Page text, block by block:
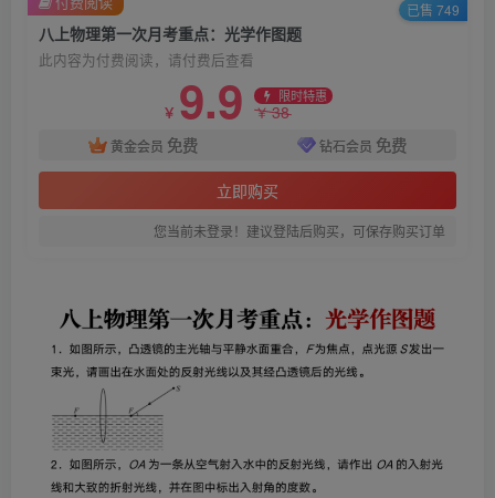
八上物理第一次月考重点：光学作图题
此内容为付费阅读，请付费后查看
￥ 9.9 限时特惠
￥38
黄金会员 免费 钻石会员 免费
立即购买
您当前未登录！建议登陆后购买，可保存购买订单
已售 749